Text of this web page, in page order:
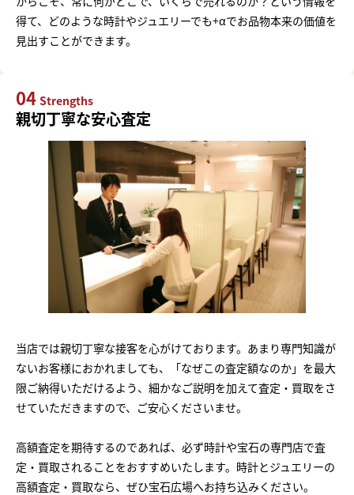
得て、どのような時計やジュエリーでも+αでお品物本来の価値を
見出すことができます。
04 Strengths
親切丁寧な安心査定
当店では親切丁寧な接客を心がけております。あまり専門知識が
ないお客様におかれましても、「なぜこの査定額なのか」を最大
限ご納得いただけるよう、細かなご説明を加えて査定・買取をさ
せていただきますので、ご安心くださいませ。
高額査定を期待するのであれば、必ず時計や宝石の専門店で査
定・買取されることをおすすめいたします。時計とジュエリーの
高額査定・買取なら、ぜひ宝石広場へお持ち込みください。